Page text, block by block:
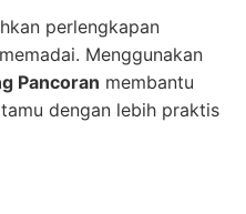
perlengkapan
Menggunakan
Pancoran membantu
dengan lebih praktis